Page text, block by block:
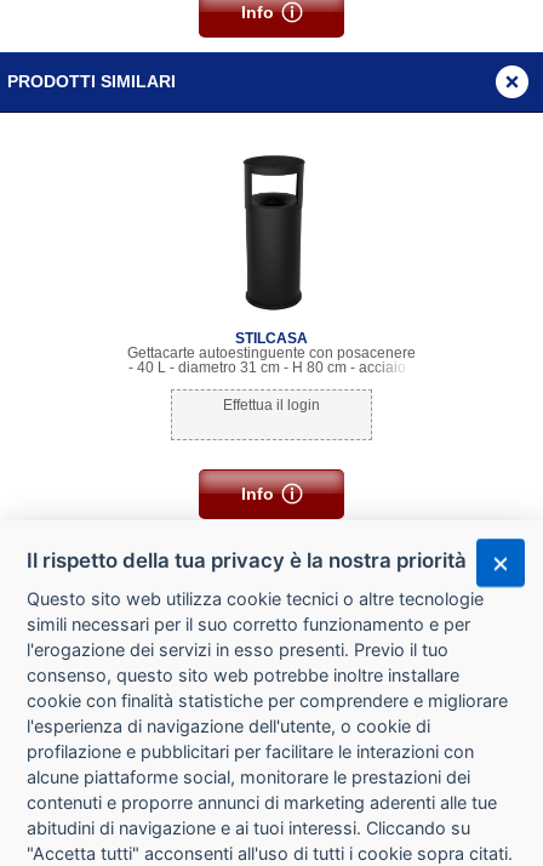
Info
PRODOTTI SIMILARI
STILCASA
Gettacarte autoestinguente con posacenere
- 40 L - diametro 31 cm - H 80 cm - acciaio -
Effettua il login
Info
CHI SIAMO
CONTATTI
CONDIZIONI DI VENDITA
Il rispetto della tua privacy è la nostra priorità
Questo sito web utilizza cookie tecnici o altre tecnologie
simili necessari per il suo corretto funzionamento e per
l'erogazione dei servizi in esso presenti. Previo il tuo
consenso, questo sito web potrebbe inoltre installare
cookie con finalità statistiche per comprendere e migliorare
l'esperienza di navigazione dell'utente, o cookie di
profilazione e pubblicitari per facilitare le interazioni con
alcune piattaforme social, monitorare le prestazioni dei
contenuti e proporre annunci di marketing aderenti alle tue
abitudini di navigazione e ai tuoi interessi. Cliccando su
"Accetta tutti" acconsenti all'uso di tutti i cookie sopra citati.